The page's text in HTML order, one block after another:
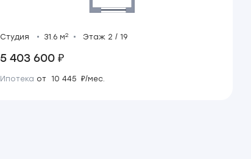
Студия 31.6 м2 Этаж 2 / 19
5 403 600 ₽
Ипотека от 10 445 ₽/мес.